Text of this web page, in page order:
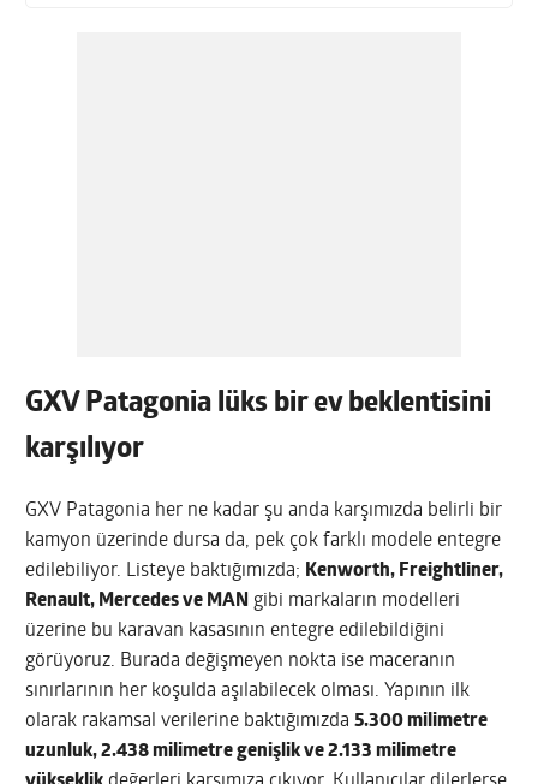
GXV Patagonia lüks bir ev beklentisini
karşılıyor
GXV Patagonia her ne kadar şu anda karşımızda belirli bir
kamyon üzerinde dursa da, pek çok farklı modele entegre
edilebiliyor. Listeye baktığımızda; Kenworth, Freightliner,
Renault, Mercedes ve MAN gibi markaların modelleri
üzerine bu karavan kasasının entegre edilebildiğini
görüyoruz. Burada değişmeyen nokta ise maceranın
sınırlarının her koşulda aşılabilecek olması. Yapının ilk
olarak rakamsal verilerine baktığımızda5.300 milimetre
uzunluk, 2.438 milimetre genişlik ve 2.133 milimetre